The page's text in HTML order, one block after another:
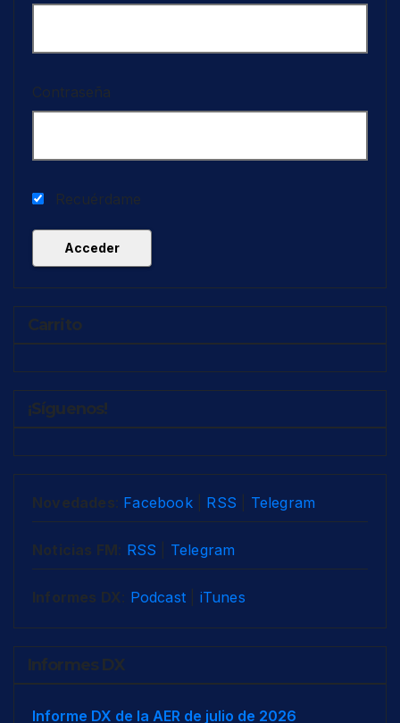
Contraseña
Recuérdame
Carrito
¡Síguenos!
Novedades: Facebook| RSS Telegram
Noticias FM: RSS Telegram
Informes DX: Podcast iTunes
Informes DX
Informe DX de la AER de julio de 2026